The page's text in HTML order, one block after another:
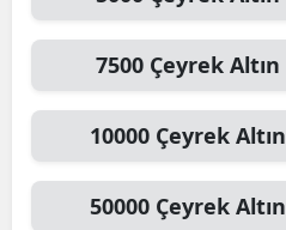
7500 Çeyrek Altın
10000 Çeyrek Altın
50000 Çeyrek Altın